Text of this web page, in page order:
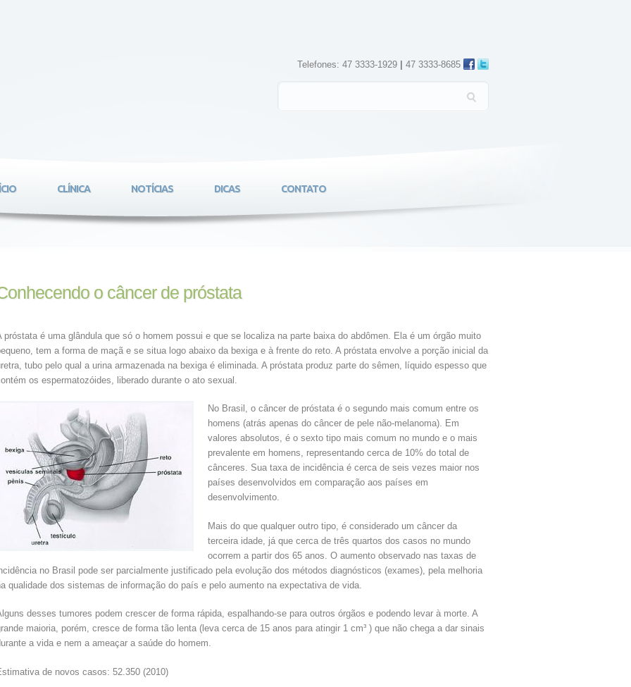
Telefones: 47 3333-1929 47 3333-8685
CLÍNICA NOTÍCIAS DICAS CONTATO
o câncer de próstata
próstata é uma glândula que só o homem possui e que se localiza na parte baixa do abdômen. Ela é um órgão muito
tem a forma de maçã e se situa logo abaixo da bexiga e à frente do reto. A próstata envolve a porção inicial da
tubo pelo qual a urina armazenada na bexiga é eliminada. A próstata produz parte do sêmen, líquido espesso que
os espermatozóides, liberado durante o ato sexual.
No Brasil, o câncer de próstata é o segundo mais comum entre os
homens (atrás apenas do câncer de pele não-melanoma). Em
valores absolutos, é o sexto tipo mais comum no mundo e o mais
prevalente em homens, representando cerca de 10% do total de
cânceres. Sua taxa de incidência é cerca de seis vezes maior nos
países desenvolvidos em comparação aos países em
desenvolvimento.
Mais do que qualquer outro tipo, é considerado um câncer da
terceira idade, já que cerca de três quartos dos casos no mundo
ocorrem a partir dos 65 anos. O aumento observado nas taxas de
no Brasil pode ser parcialmente justificado pela evolução dos métodos diagnósticos (exames), pela melhoria
qualidade dos sistemas de informação do país e pelo aumento na expectativa de vida.
desses tumores podem crescer de forma rápida, espalhando-se para outros órgãos e podendo levar à morte. A
maioria, porém, cresce de forma tão lenta (leva cerca de 15 anos para atingir 1 cm³ ) que não chega a dar sinais
a vida e nem a ameaçar a saúde do homem.
de novos casos: 52.350 (2010)